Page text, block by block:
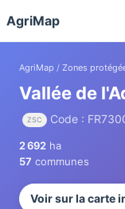
AgriMap
AgriMap / Zones
Vallée de
ZSC Code :
2 692 ha
57 communes
Voir sur la carte